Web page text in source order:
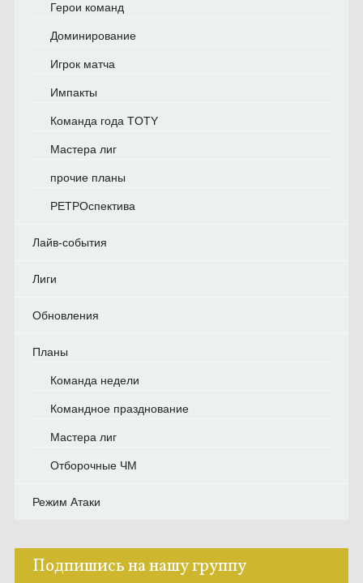
Герои команд
Доминирование
Игрок матча
Импакты
Команда года TOTY
Мастера лиг
прочие планы
РЕТРОспектива
Лайв-события
Лиги
Обновления
Планы
Команда недели
Командное празднование
Мастера лиг
Отборочные ЧМ
Режим Атаки
Подпишись на нашу группу